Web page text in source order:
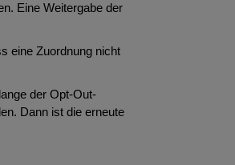
Eine Weitergabe der
eine Zuordnung nicht
der Opt-Out-
Dann ist die erneute